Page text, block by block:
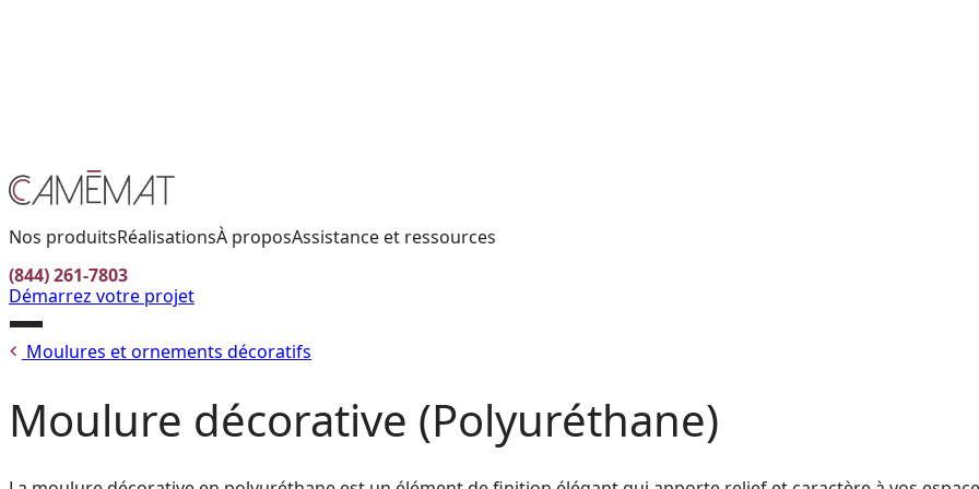
Nos produitsRéalisationsÀ proposAssistance et ressources
(844) 261-7803
Démarrez votre projet
Ouvrir
le
Moulures et ornements décoratifs
Moulure décorative (Polyuréthane)